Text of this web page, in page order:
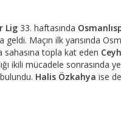
Lig 33. haftasında
geldi. Maçın ilk yarısında
sahasına topla kat eden
ikili mücadele sonrasında
Halis Özkahya ise